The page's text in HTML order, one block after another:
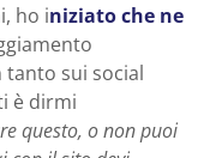
ho iniziato che ne
sui social
è dirmi
questo, o non puoi